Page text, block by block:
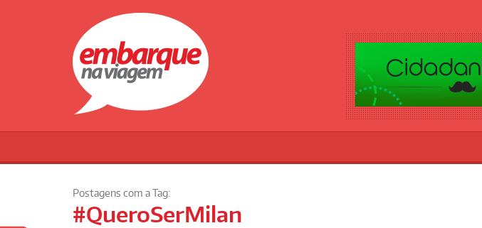
Postagens com a Tag:
#QueroSerMilan